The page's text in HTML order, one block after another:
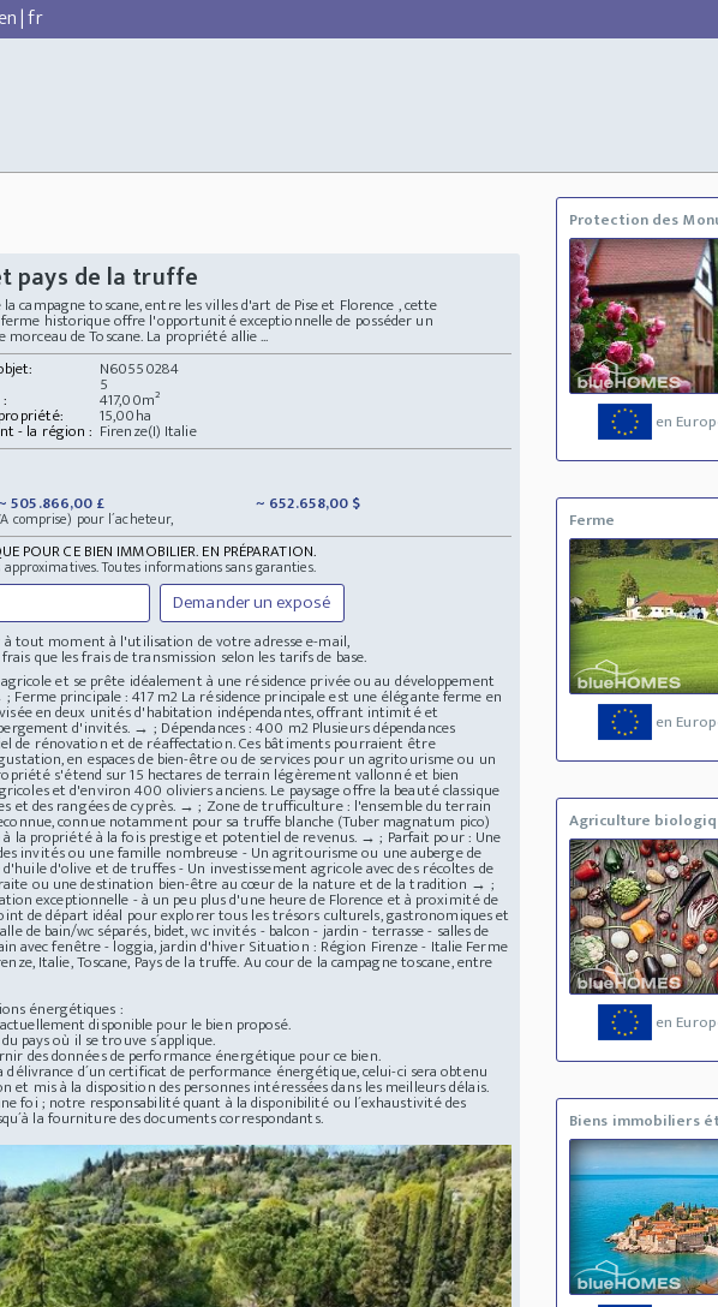
en|fr
pays de la truffe
campagne toscane, entre les villes d'art de Pise et Florence , cette
historique offre l'opportunité exceptionnelle de posséder un
de Toscane. La propriété allie ...
N60550284
5
417,00m²
15,00ha
- la région : Firenze(I) Italie
505.866,00 £ ~ 652.658,00 $
comprise) pour l´acheteur,
POUR CE BIEN IMMOBILIER. EN PRÉPARATION.
Toutes informations sans garanties.
Demander un exposé
à tout moment à l'utilisation de votre adresse e-mail,
que les frais de transmission selon les tarifs de base.
et se prête idéalement à une résidence privée ou au développement
principale : 417 m2 La résidence principale est une élégante ferme en
en deux unités d'habitation indépendantes, offrant intimité et
d'invités. → ; Dépendances : 400 m2 Plusieurs dépendances
rénovation et de réaffectation. Ces bâtiments pourraient être
en espaces de bien-être ou de services pour un agritourisme ou un
s'étend sur 15 hectares de terrain légèrement vallonné et bien
et d'environ 400 oliviers anciens. Le paysage offre la beauté classique
et des rangées de cyprès. → ; Zone de trufficulture : l'ensemble du terrain
connue notamment pour sa truffe blanche (Tuber magnatum pico)
la propriété à la fois prestige et potentiel de revenus. → ; Parfait pour : Une
invités ou une famille nombreuse - Un agritourisme ou une auberge de
d'olive et de truffes - Un investissement agricole avec des récoltes de
ou une destination bien-être au cœur de la nature et de la tradition → ;
exceptionnelle - à un peu plus d'une heure de Florence et à proximité de
de départ idéal pour explorer tous les trésors culturels, gastronomiques et
de bain/wc séparés, bidet, wc invités - balcon - jardin - terrasse - salles de
avec fenêtre - loggia, jardin d'hiver Situation : Région Firenze - Italie Ferme
Italie, Toscane, Pays de la truffe. Au cour de la campagne toscane, entre
énergétiques :
disponible pour le bien proposé.
pays où il se trouve s´applique.
des données de performance énergétique pour ce bien.
d´un certificat de performance énergétique, celui-ci sera obtenu
mis à la disposition des personnes intéressées dans les meilleurs délais.
foi ; notre responsabilité quant à la disponibilité ou l´exhaustivité des
la fourniture des documents correspondants.
Protection des
en
Ferme
en
Agriculture
en
Biens immobiliers